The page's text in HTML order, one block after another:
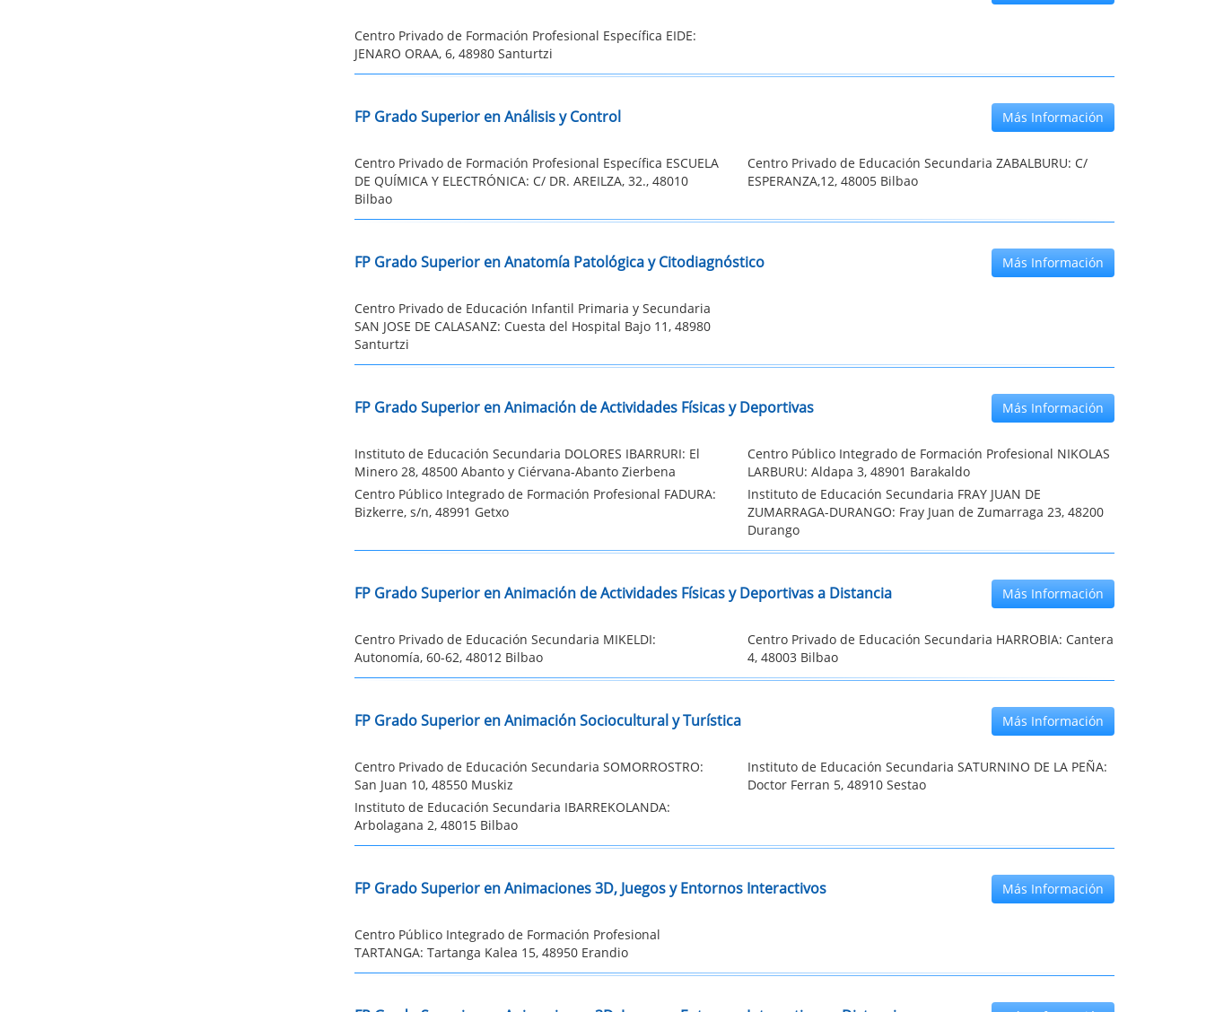
Centro Privado de Formación Profesional Específica EIDE:
JENARO ORAA, 6, 48980 Santurtzi
FP Grado Superior en Análisis y Control Más Información
Centro Privado de Formación Profesional Específica ESCUELA
DE QUÍMICA Y ELECTRÓNICA: C/ DR. AREILZA, 32., 48010
Bilbao
Centro Privado de Educación Secundaria ZABALBURU: C/
ESPERANZA,12, 48005 Bilbao
FP Grado Superior en Anatomía Patológica y Citodiagnóstico Más Información
Centro Privado de Educación Infantil Primaria y Secundaria
SAN JOSE DE CALASANZ: Cuesta del Hospital Bajo 11, 48980
Santurtzi
FP Grado Superior en Animación de Actividades Físicas y Deportivas Más Información
Instituto de Educación Secundaria DOLORES IBARRURI: El
Minero 28, 48500 Abanto y Ciérvana-Abanto Zierbena
Centro Público Integrado de Formación Profesional NIKOLAS
LARBURU: Aldapa 3, 48901 Barakaldo
Centro Público Integrado de Formación Profesional FADURA:
Bizkerre, s/n, 48991 Getxo
Instituto de Educación Secundaria FRAY JUAN DE
ZUMARRAGA-DURANGO: Fray Juan de Zumarraga 23, 48200
Durango
FP Grado Superior en Animación de Actividades Físicas y Deportivas a Distancia Más Información
Centro Privado de Educación Secundaria MIKELDI:
Autonomía, 60-62, 48012 Bilbao
Centro Privado de Educación Secundaria HARROBIA: Cantera
4, 48003 Bilbao
FP Grado Superior en Animación Sociocultural y Turística Más Información
Centro Privado de Educación Secundaria SOMORROSTRO:
San Juan 10, 48550 Muskiz
Instituto de Educación Secundaria SATURNINO DE LA PEÑA:
Doctor Ferran 5, 48910 Sestao
Instituto de Educación Secundaria IBARREKOLANDA:
Arbolagana 2, 48015 Bilbao
FP Grado Superior en Animaciones 3D, Juegos y Entornos Interactivos Más Información
Centro Público Integrado de Formación Profesional
TARTANGA: Tartanga Kalea 15, 48950 Erandio